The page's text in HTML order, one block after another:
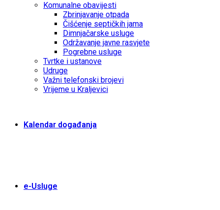
Komunalne obavijesti
Zbrinjavanje otpada
Čišćenje septičkih jama
Dimnjačarske usluge
Održavanje javne rasvjete
Pogrebne usluge
Tvrtke i ustanove
Udruge
Važni telefonski brojevi
Vrijeme u Kraljevici
Kalendar događanja
e-Usluge